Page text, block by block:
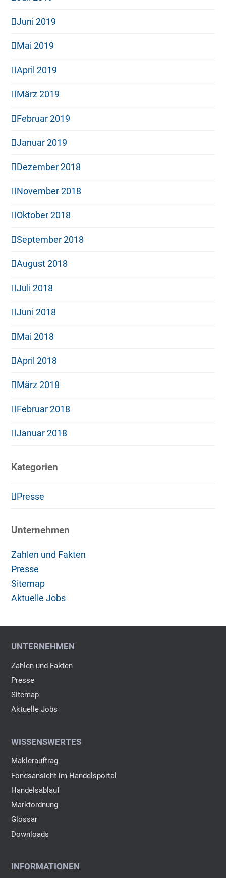
Juni 2019
Mai 2019
April 2019
März 2019
Februar 2019
Januar 2019
Dezember 2018
November 2018
Oktober 2018
September 2018
August 2018
Juli 2018
Juni 2018
Mai 2018
April 2018
März 2018
Februar 2018
Januar 2018
Kategorien
Presse
Unternehmen
Zahlen und Fakten
Presse
Sitemap
Aktuelle Jobs
UNTERNEHMEN
Zahlen und Fakten
Presse
Sitemap
Aktuelle Jobs
WISSENSWERTES
Maklerauftrag
Fondsansicht im Handelsportal
Handelsablauf
Marktordnung
Glossar
Downloads
INFORMATIONEN